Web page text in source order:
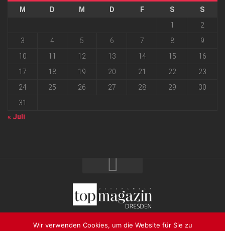
M D M D F S
S
1
2
3
4 5 6 7 8
9
10
11 12 13 14 15
16
17
18 19 20 21 22
23
24
25 26 27 28 29
30
31
« Juli
2026 progressmedia Verlag & Werbeagentur GmbH • Bautzner
Wir verwenden Cookies, um die Website für Sie zu